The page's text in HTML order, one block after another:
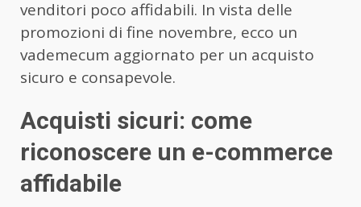
venditori poco affidabili. In vista delle
promozioni di fine novembre, ecco un
vademecum aggiornato per un acquisto
sicuro e consapevole.
Acquisti sicuri: come
riconoscere un e-commerce
affidabile